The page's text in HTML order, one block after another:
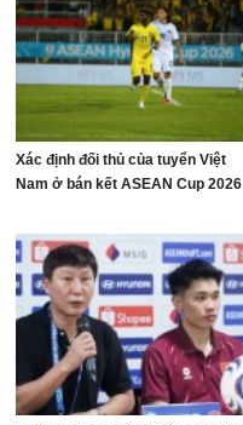
Xác định đối thủ của tuyển Việt
Nam ở bán kết ASEAN Cup 2026